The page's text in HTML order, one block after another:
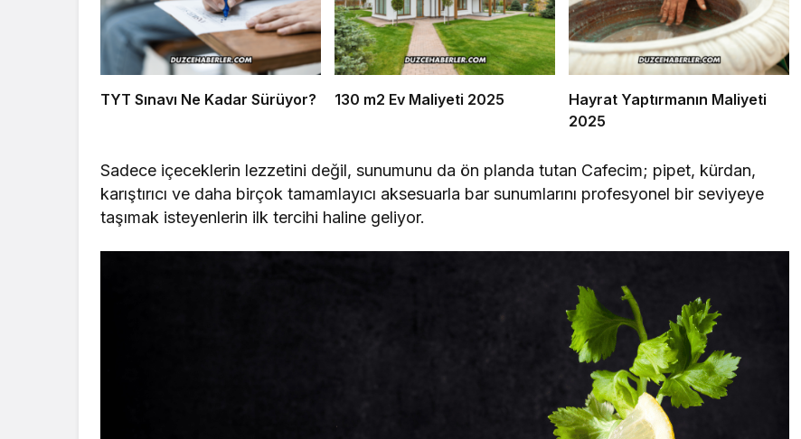
TYT Sınavı Ne Kadar Sürüyor? 130 m2 Ev Maliyeti 2025
Hayrat Yaptırmanın Maliyeti
2025
Sadece içeceklerin lezzetini değil, sunumunu da ön planda tutan Cafecim; pipet, kürdan,
karıştırıcı ve daha birçok tamamlayıcı aksesuarla bar sunumlarını profesyonel bir seviyeye
taşımak isteyenlerin ilk tercihi haline geliyor.